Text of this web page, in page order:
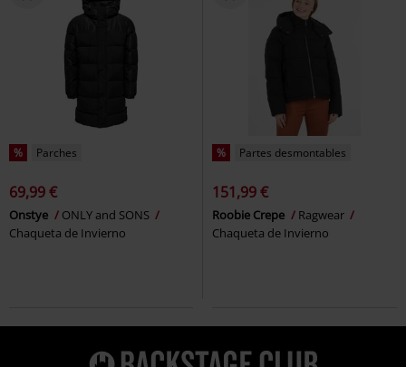
% Parches
69,99 €
Onstye
ONLY and SONS
Chaqueta de Invierno
% Partes desmontables
151,99 €
Roobie Crepe
Ragwear
Chaqueta de Invierno